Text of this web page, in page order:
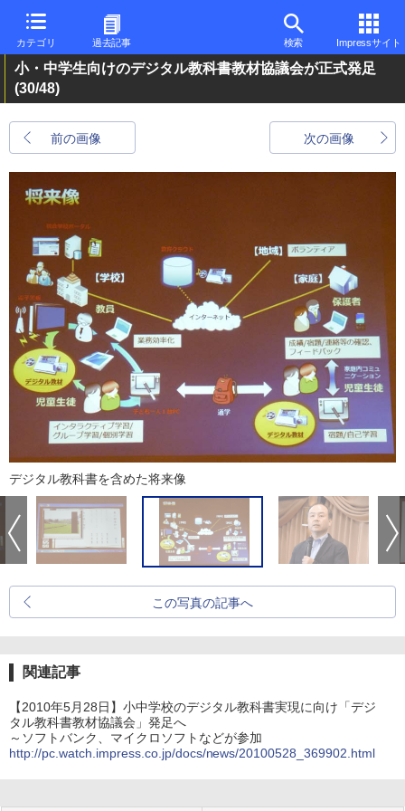
カテゴリ 過去記事 検索 Impressサイト
小・中学生向けのデジタル教科書教材協議会が正式発足
(30/48)
前の画像 次の画像
デジタル教科書を含めた将来像
この写真の記事へ
関連記事
【2010年5月28日】小中学校のデジタル教科書実現に向け「デジ
タル教科書教材協議会」発足へ
～ソフトバンク、マイクロソフトなどが参加
http://pc.watch.impress.co.jp/docs/news/20100528_369902.html